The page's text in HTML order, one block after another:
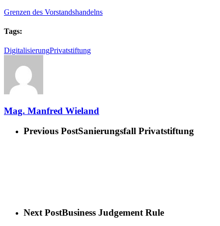
Grenzen des Vorstandshandelns
Tags:
DigitalisierungPrivatstiftung
Mag. Manfred Wieland
Previous PostSanierungsfall Privatstiftung
Next PostBusiness Judgement Rule